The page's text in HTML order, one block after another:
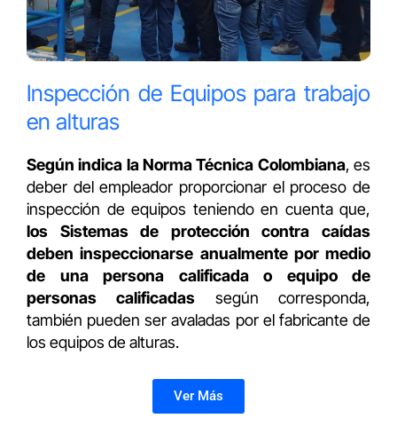
Inspección de Equipos para trabajo
en alturas
Según indica la Norma Técnica Colombiana, es
deber del empleador proporcionar el proceso de
inspección de equipos teniendo en cuenta que,
los Sistemas de protección contra caídas
deben inspeccionarse anualmente por medio
de una persona calificada o equipo de
personas calificadas según corresponda,
también pueden ser avaladas por el fabricante de
los equipos de alturas.
Ver Más